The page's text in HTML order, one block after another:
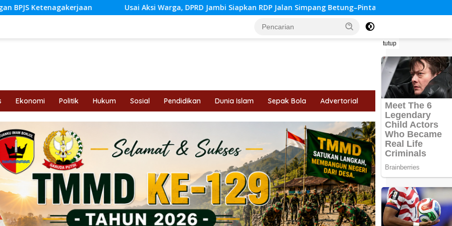
Usai Aksi Warga, DPRD Jambi Siapkan RDP Jalan Simpang Betung–Pintas Tips Memilih Jurusan Kuliah yang Tepat
tutup
Ekonomi Politik Hukum Sosial Pendidikan Dunia Islam Sepak Bola Advertorial